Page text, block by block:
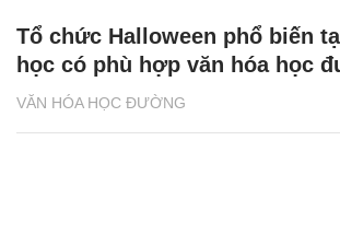
VĂN HÓA HỌC ĐƯỜNG
Tổ chức Halloween phổ biến
học có phù hợp văn hóa học